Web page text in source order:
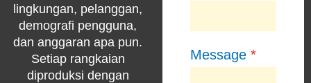
lingkungan, pelanggan,
demografi pengguna,
dan anggaran apa pun.
Setiap rangkaian
diproduksi dengan
Message *